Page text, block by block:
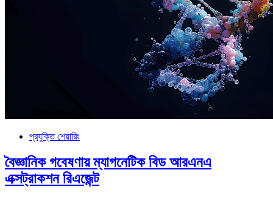
প্রযুক্তি শেয়ারিং
বৈজ্ঞানিক গবেষণায় ম্যাগনেটিক বিড আরএনএ
এক্সট্রাকশন রিএজেন্ট